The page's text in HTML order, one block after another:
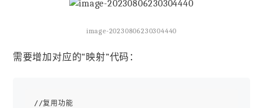
image-20230806230304440
需要增加对应的“映射”代码：
//复用功能